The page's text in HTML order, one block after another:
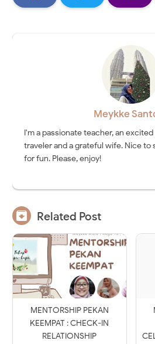
Meykke
I'm a passionate teacher, an
traveler and a grateful wife. Nice to
for fun. Please, enjoy!
 Related Post
MENTORSHIP PEKAN
KEEMPAT : CHECK-IN
RELATIONSHIP